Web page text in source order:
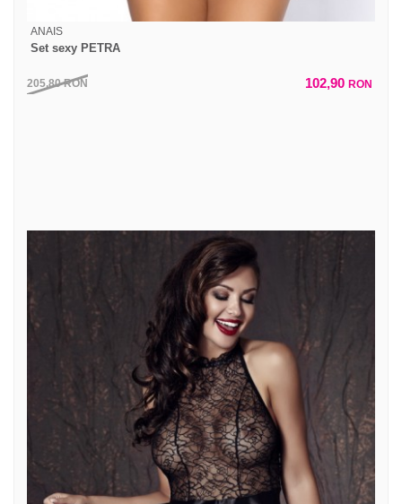
ANAIS
Set sexy PETRA
205,80RON 102,90 RON